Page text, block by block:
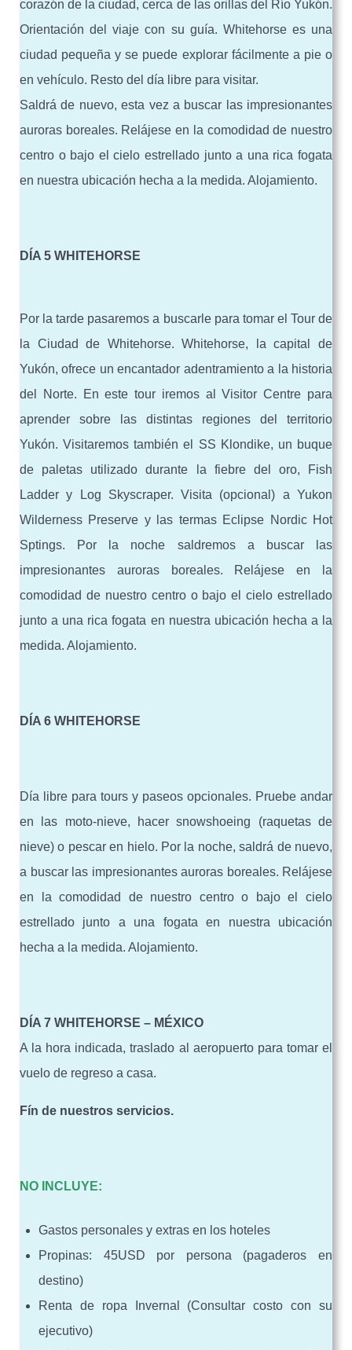
corazón de la ciudad, cerca de las orillas del Río Yukón.
Orientación del viaje con su guía. Whitehorse es una
ciudad pequeña y se puede explorar fácilmente a pie o
en vehículo. Resto del día libre para visitar.
Saldrá de nuevo, esta vez a buscar las impresionantes
auroras boreales. Relájese en la comodidad de nuestro
centro o bajo el cielo estrellado junto a una rica fogata
en nuestra ubicación hecha a la medida. Alojamiento.
DÍA 5 WHITEHORSE
Por la tarde pasaremos a buscarle para tomar el Tour de
la Ciudad de Whitehorse. Whitehorse, la capital de
Yukón, ofrece un encantador adentramiento a la historia
del Norte. En este tour iremos al Visitor Centre para
aprender sobre las distintas regiones del territorio
Yukón. Visitaremos también el SS Klondike, un buque
de paletas utilizado durante la fiebre del oro, Fish
Ladder y Log Skyscraper. Visita (opcional) a Yukon
Wilderness Preserve y las termas Eclipse Nordic Hot
Sptings. Por la noche saldremos a buscar las
impresionantes auroras boreales. Relájese en la
comodidad de nuestro centro o bajo el cielo estrellado
junto a una rica fogata en nuestra ubicación hecha a la
medida. Alojamiento.
DÍA 6 WHITEHORSE
Día libre para tours y paseos opcionales. Pruebe andar
en las moto-nieve, hacer snowshoeing (raquetas de
nieve) o pescar en hielo. Por la noche, saldrá de nuevo,
a buscar las impresionantes auroras boreales. Relájese
en la comodidad de nuestro centro o bajo el cielo
estrellado junto a una fogata en nuestra ubicación
hecha a la medida. Alojamiento.
DÍA 7 WHITEHORSE – MÉXICO
A la hora indicada, traslado al aeropuerto para tomar el
vuelo de regreso a casa.
Fín de nuestros servicios.
NO INCLUYE:
Gastos personales y extras en los hoteles
Propinas: 45USD por persona (pagaderos en
destino)
Renta de ropa Invernal (Consultar costo con su
ejecutivo)